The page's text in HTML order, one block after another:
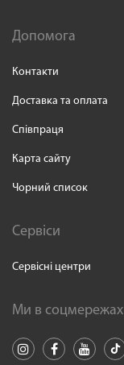
Допомога
Контакти
Доставка та оплата
Співпраця
Карта сайту
Чорний список
Сервіси
Сервісні центри
Ми в соцмережах